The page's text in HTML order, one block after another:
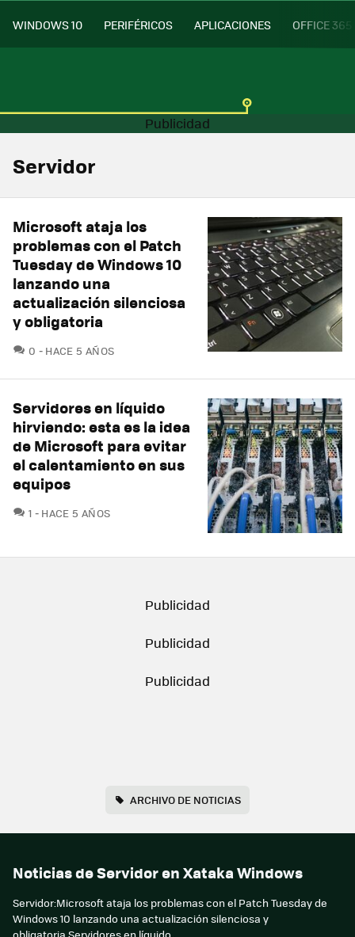
WINDOWS 10 PERIFÉRICOS APLICACIONES OFFICE 365
Servidor
Microsoft ataja los
problemas con el Patch
Tuesday de Windows 10
lanzando una
actualización silenciosa
y obligatoria
0 COMENTARIOS
HACE 5 AÑOS
Servidores en líquido
hirviendo: esta es la idea
de Microsoft para evitar
el calentamiento en sus
equipos
1 COMENTARIOS
HACE 5 AÑOS
ARCHIVO DE NOTICIAS
Noticias de Servidor en Xataka Windows
Servidor:Microsoft ataja los problemas con el Patch Tuesday de
Windows 10 lanzando una actualización silenciosa y